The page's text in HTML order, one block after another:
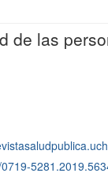
de las